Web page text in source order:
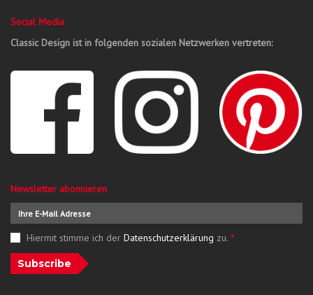
Social Media
Classic Design ist in folgenden sozialen Netzwerken vertreten:
Newsletter abonnieren
Hiermit stimme ich der Datenschutzerklärung zu. *
Subscribe